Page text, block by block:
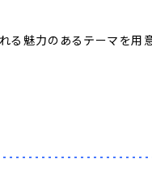
る魅力のあるテーマを用